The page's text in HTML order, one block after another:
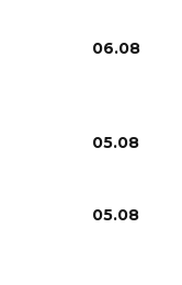
06.08
05.08
05.08